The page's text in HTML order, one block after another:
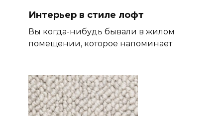
Интерьер в стиле лофт
Вы когда-нибудь бывали в жилом
помещении, которое напоминает